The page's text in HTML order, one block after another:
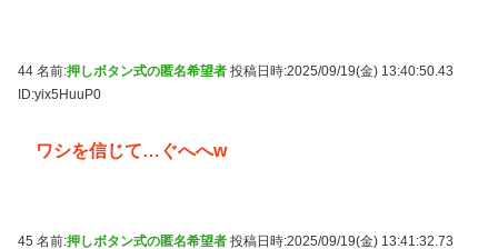
44 名前:押しボタン式の匿名希望者 投稿日時:2025/09/19(金) 13:40:50.43
ID:yix5HuuP0
ワシを信じて…ぐへへw
45 名前:押しボタン式の匿名希望者 投稿日時:2025/09/19(金) 13:41:32.73